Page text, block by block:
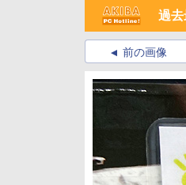
過
前の画像